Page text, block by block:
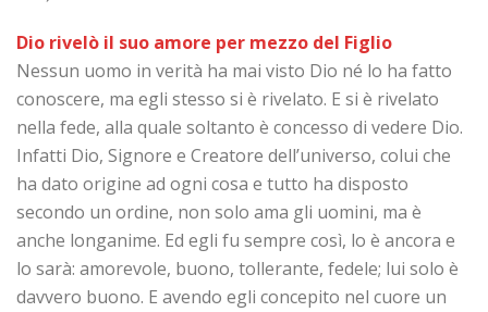
Dio rivelò il suo amore per mezzo del Figlio
Nessun uomo in verità ha mai visto Dio né lo ha fatto
conoscere, ma egli stesso si è rivelato. E si è rivelato
nella fede, alla quale soltanto è concesso di vedere Dio.
Infatti Dio, Signore e Creatore dell’universo, colui che
ha dato origine ad ogni cosa e tutto ha disposto
secondo un ordine, non solo ama gli uomini, ma è
anche longanime. Ed egli fu sempre così, lo è ancora e
lo sarà: amorevole, buono, tollerante, fedele; lui solo è
davvero buono. E avendo egli concepito nel cuore un